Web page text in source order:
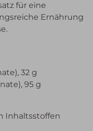
für eine
Ernährung
32 g
95 g
Inhaltsstoffen